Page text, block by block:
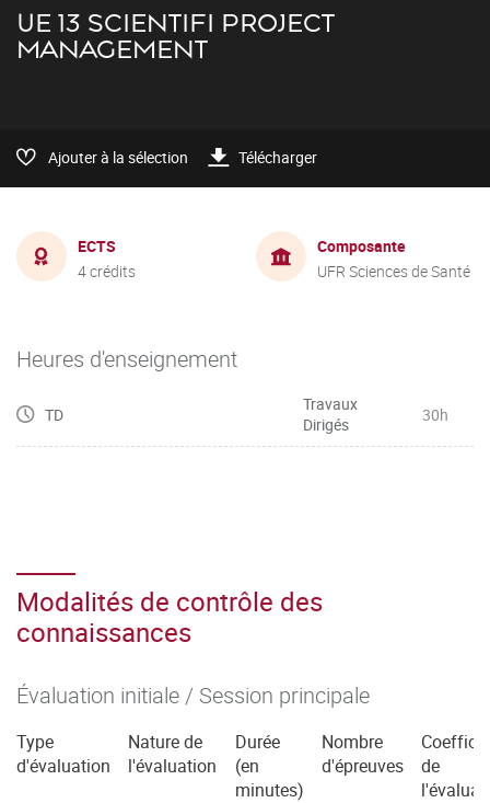
UE 13 SCIENTIFI PROJECT
MANAGEMENT
Ajouter à la sélection Télécharger
ECTS
4 crédits
Composante
UFR Sciences de Santé
Heures d'enseignement
TD
Travaux
Dirigés
30h
Modalités de contrôle des
connaissances
Évaluation initiale / Session principale
Type
d'évaluation
Nature de
l'évaluation
Durée
(en
minutes)
Nombre
d'épreuves
de